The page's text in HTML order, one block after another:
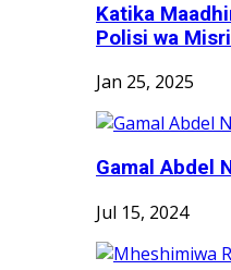
Katika
Polisi wa
Jan 25, 2025
Gamal Abdel
Jul 15, 2024